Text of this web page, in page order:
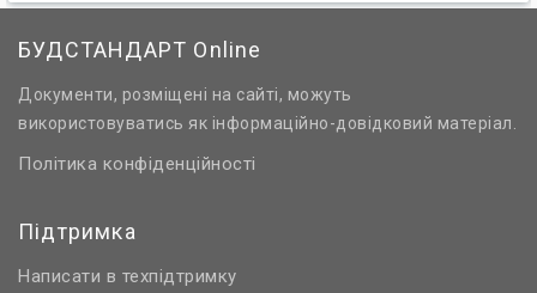
БУДСТАНДАРТ Online
Документи, розміщені на сайті, можуть
використовуватись як інформаційно-довідковий матеріал.
Політика конфіденційності
Підтримка
Написати в техпідтримку